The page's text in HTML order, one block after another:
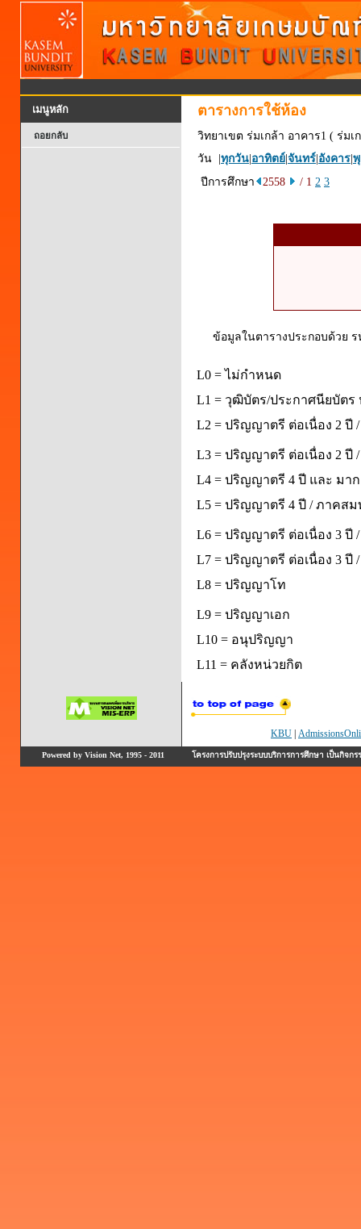
เมนูหลัก
ถอยกลับ
ตารางการใช้ห้อง
วิทยาเขต ร่มเกล้า อาคาร1 ( ร่มเ
วัน | ทุกวัน อาทิตย์ จันทร์ อังคาร
ปีการศึกษา
2558 / 1 2 3
ข้อมูลในตารางประกอบด้วย
L0 = ไม่กำหนด
L1 = วุฒิบัตร/ประกาศนียบัตร
L2 = ปริญญาตรี ต่อเนื่อง 2 ปี
L3 = ปริญญาตรี ต่อเนื่อง 2 ปี
L4 = ปริญญาตรี 4 ปี และ มา
L5 = ปริญญาตรี 4 ปี / ภาคส
L6 = ปริญญาตรี ต่อเนื่อง 3 ปี
L7 = ปริญญาตรี ต่อเนื่อง 3 ปี
L8 = ปริญญาโท
L9 = ปริญญาเอก
L10 = อนุปริญญา
L11 = คลังหน่วยกิต
KBU
Powered by Vision Net, 1995 - 2011 โครงการปรับปรุงระบบบริการการศึกษา เป็นกิ